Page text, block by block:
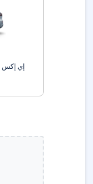
إي إكس 5 - PHEV 1.5 TD 260 EM-i MAX